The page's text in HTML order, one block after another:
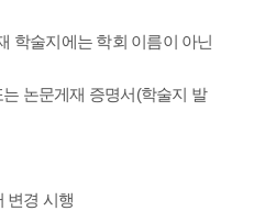
학술지에는 학회 이름이 아닌
논문게재 증명서(학술지 발
변경 시행